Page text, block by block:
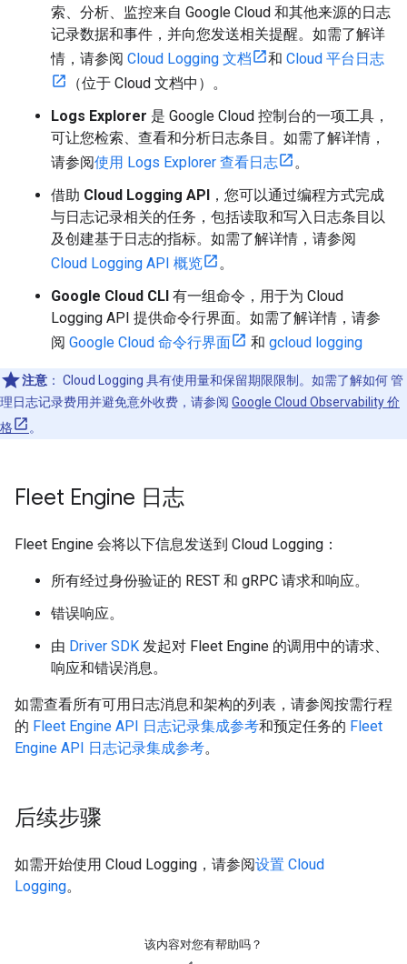
索、分析、监控来自 Google Cloud 和其他来源的日志
记录数据和事件，并向您发送相关提醒。如需了解详
情，请参阅 Cloud Logging 文档 和 Cloud 平台日志
（位于 Cloud 文档中）。
Logs Explorer 是 Google Cloud 控制台的一项工具，
可让您检索、查看和分析日志条目。如需了解详情，
请参阅使用 Logs Explorer 查看日志
。
借助 Cloud Logging API ，您可以通过编程方式完成
与日志记录相关的任务，包括读取和写入日志条目以
及创建基于日志的指标。如需了解详情，请参阅
Cloud Logging API 概览
。
Google Cloud CLI 有一组命令，用于为 Cloud
Logging API 提供命令行界面。如需了解详情，请参
阅 Google Cloud 命令行界面 和 gcloud logging
注意 ： Cloud Logging 具有使用量和保留期限限制。如需了解如何 管
理日志记录费用并避免意外收费，请参阅 Google Cloud Observability 价
格
。
Fleet Engine 日志
Fleet Engine 会将以下信息发送到 Cloud Logging：
所有经过身份验证的 REST 和 gRPC 请求和响应。
错误响应。
由 Driver SDK 发起对 Fleet Engine 的调用中的请求、
响应和错误消息。
如需查看所有可用日志消息和架构的列表，请参阅按需行程
的 Fleet Engine API 日志记录集成参考和预定任务的 Fleet
Engine API 日志记录集成参考。
后续步骤
如需开始使用 Cloud Logging，请参阅设置 Cloud
Logging。
该内容对您有帮助吗？